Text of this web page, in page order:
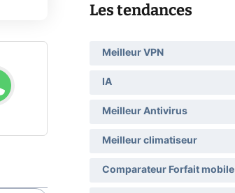
Les tendances
Meilleur VPN
IA
Meilleur Antivirus
Meilleur climatiseur
Comparateur Forfait mobile